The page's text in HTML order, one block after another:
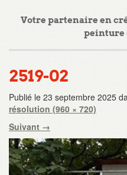
Votre partenaire en
peinture
2519-02
Publié le 23 septembre 2025
résolution (960 × 720)
Suivant →